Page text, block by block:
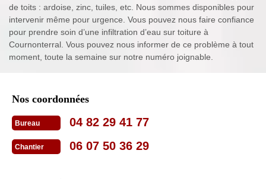
de toits : ardoise, zinc, tuiles, etc. Nous sommes disponibles pour
intervenir même pour urgence. Vous pouvez nous faire confiance
pour prendre soin d’une infiltration d’eau sur toiture à
Cournonterral. Vous pouvez nous informer de ce problème à tout
moment, toute la semaine sur notre numéro joignable.
Nos coordonnées
Bureau 04 82 29 41 77
Chantier 06 07 50 36 29